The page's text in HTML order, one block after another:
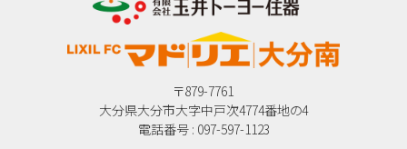
〒879-7761
大分県大分市大字中戸次4774番地の4
電話番号 : 097-597-1123